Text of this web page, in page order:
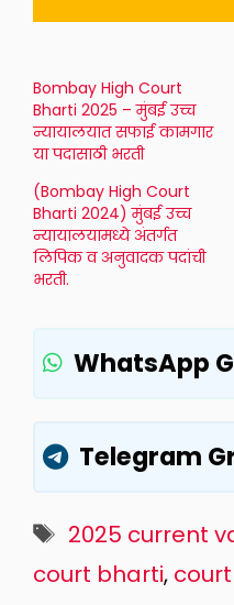
Bombay High Court
Bharti 2025 – मुंबई उच्च
न्यायालयात सफाई कामगार
या पदासाठी भरती
(Bombay High Court
Bharti 2024) मुंबई उच्च
न्यायालयामध्ये अंतर्गत
लिपिक व अनुवादक पदांची
भरती.
WhatsApp
Telegram
Tags
2025 current
court bharti,